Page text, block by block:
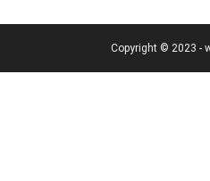
Copyright © 2023 -